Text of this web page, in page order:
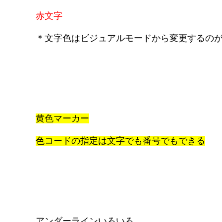
赤文字
＊文字色はビジュアルモードから変更するの
黄色マーカー
色コードの指定は文字でも番号でもできる